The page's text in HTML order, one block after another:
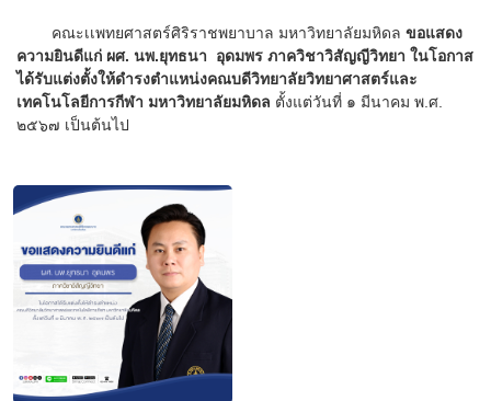
คณะเเพทยศาสตร์ศิริราชพยาบาล มหาวิทยาลัยมหิดล ขอแสดง
ความยินดีแก่ ผศ. นพ.ยุทธนา อุดมพร ภาควิชาวิสัญญีวิทยา ในโอกาส
ได้รับแต่งตั้งให้ดำรงตำแหน่งคณบดีวิทยาลัยวิทยาศาสตร์และ
เทคโนโลยีการกีฬา มหาวิทยาลัยมหิดล ตั้งแต่วันที่ ๑ มีนาคม พ.ศ.
๒๕๖๗ เป็นต้นไป